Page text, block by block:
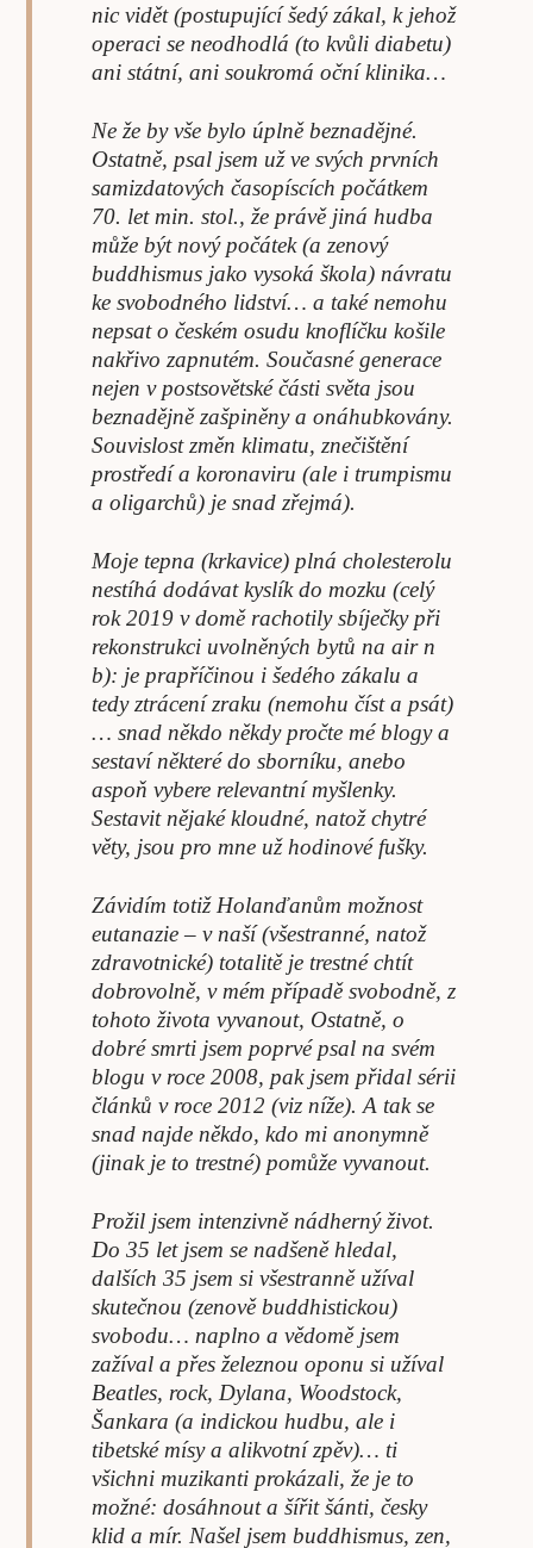
nic vidět (postupující šedý zákal, k jehož
operaci se neodhodlá (to kvůli diabetu)
ani státní, ani soukromá oční klinika…
Ne že by vše bylo úplně beznadějné.
Ostatně, psal jsem už ve svých prvních
samizdatových časopíscích počátkem
70. let min. stol., že právě jiná hudba
může být nový počátek (a zenový
buddhismus jako vysoká škola) návratu
ke svobodného lidství… a také nemohu
nepsat o českém osudu knoflíčku košile
nakřivo zapnutém. Současné generace
nejen v postsovětské části světa jsou
beznadějně zašpiněny a onáhubkovány.
Souvislost změn klimatu, znečištění
prostředí a koronaviru (ale i trumpismu
a oligarchů) je snad zřejmá).
Moje tepna (krkavice) plná cholesterolu
nestíhá dodávat kyslík do mozku (celý
rok 2019 v domě rachotily sbíječky při
rekonstrukci uvolněných bytů na air n
b): je prapříčinou i šedého zákalu a
tedy ztrácení zraku (nemohu číst a psát)
… snad někdo někdy pročte mé blogy a
sestaví některé do sborníku, anebo
aspoň vybere relevantní myšlenky.
Sestavit nějaké kloudné, natož chytré
věty, jsou pro mne už hodinové fušky.
Závidím totiž Holanďanům možnost
eutanazie – v naší (všestranné, natož
zdravotnické) totalitě je trestné chtít
dobrovolně, v mém případě svobodně, z
tohoto života vyvanout, Ostatně, o
dobré smrti jsem poprvé psal na svém
blogu v roce 2008, pak jsem přidal sérii
článků v roce 2012 (viz níže). A tak se
snad najde někdo, kdo mi anonymně
(jinak je to trestné) pomůže vyvanout.
Prožil jsem intenzivně nádherný život.
Do 35 let jsem se nadšeně hledal,
dalších 35 jsem si všestranně užíval
skutečnou (zenově buddhistickou)
svobodu… naplno a vědomě jsem
zažíval a přes železnou oponu si užíval
Beatles, rock, Dylana, Woodstock,
Šankara (a indickou hudbu, ale i
tibetské mísy a alikvotní zpěv)… ti
všichni muzikanti prokázali, že je to
možné: dosáhnout a šířit šánti, česky
klid a mír. Našel jsem buddhismus, zen,